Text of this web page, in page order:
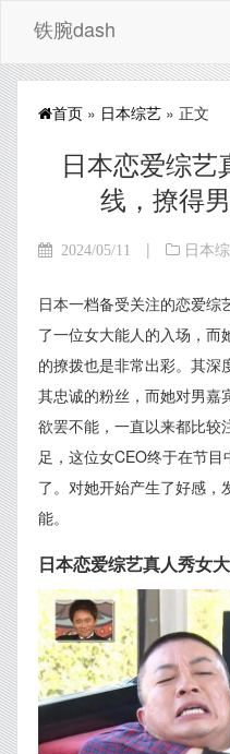
铁腕dash
首页 » 日本综艺 » 正文
日本恋爱综艺
线，撩得
2024/05/11 | 日本
日本一档备受关注的恋爱
了一位女大能人的入场，而
的撩拨也是非常出彩。其深
其忠诚的粉丝，而她对男嘉
欲罢不能，一直以来都比较
足，这位女CEO终于在节
了。对她开始产生了好感，
能。
日本恋爱综艺真人秀女